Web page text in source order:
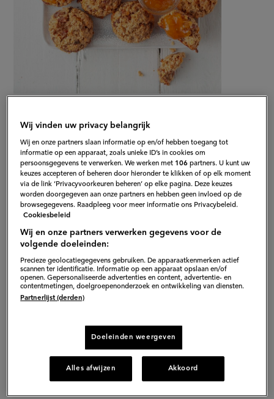
Bewerkt op:
09-12-2022
Wij vinden uw privacy belangrijk
Wij en onze partners slaan informatie op en/of hebben toegang tot
informatie op een apparaat, zoals unieke ID’s in cookies om
persoonsgegevens te verwerken. We werken met 106 partners. U kunt uw
keuzes accepteren of beheren door hieronder te klikken of op elk moment
via de link ‘Privacyvoorkeuren beheren’ op elke pagina. Deze keuzes
worden doorgegeven aan onze partners en hebben geen invloed op de
browsegegevens. Raadpleeg voor meer informatie ons Privacybeleid.
Cookiesbeleid
Wij en onze partners verwerken gegevens voor de
volgende doeleinden:
Precieze geolocatiegegevens gebruiken. De apparaatkenmerken actief
scannen ter identificatie. Informatie op een apparaat opslaan en/of
openen. Gepersonaliseerde advertenties en content, advertentie- en
contentmetingen, doelgroepenonderzoek en ontwikkeling van diensten.
Partnerlijst (derden)
Doeleinden weergeven
Alles afwijzen Akkoord